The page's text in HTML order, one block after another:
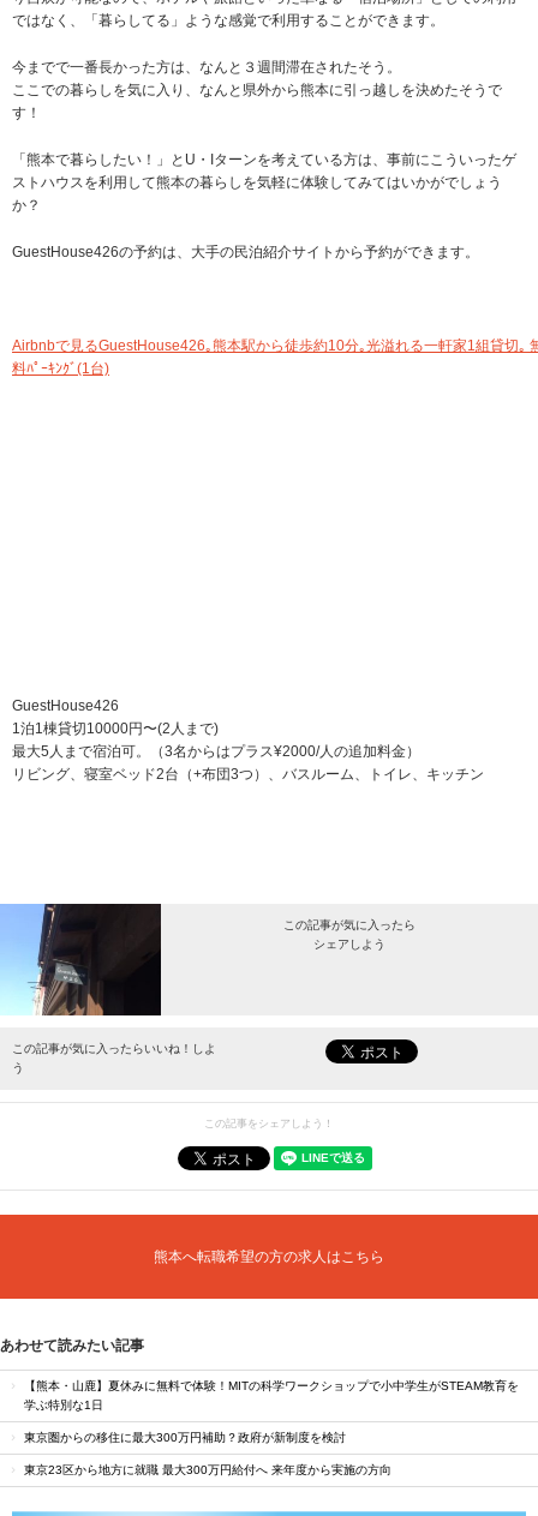
ではなく、「暮らしてる」ような感覚で利用することができます。
今までで一番長かった方は、なんと３週間滞在されたそう。
ここでの暮らしを気に入り、なんと県外から熊本に引っ越しを決めたそうで
す！
「熊本で暮らしたい！」とU・Iターンを考えている方は、事前にこういったゲ
ストハウスを利用して熊本の暮らしを気軽に体験してみてはいかがでしょう
か？
GuestHouse426の予約は、大手の民泊紹介サイトから予約ができます。
Airbnbで見るGuestHouse426｡熊本駅から徒歩約10分｡光溢れる一軒家1組貸切｡
料ﾊﾟｰｷﾝｸﾞ(1台)
GuestHouse426
1泊1棟貸切10000円〜(2人まで)
最大5人まで宿泊可。（3名からはプラス¥2000/人の追加料金）
リビング、寝室ベッド2台（+布団3つ）、バスルーム、トイレ、キッチン
この記事が気に入ったら
シェアしよう
最新情報をお届けします。
この記事が気に入ったらいいね！しよ
う
この記事をシェアしよう！
熊本へ転職希望の方の求人はこちら
あわせて読みたい記事
【熊本・山鹿】夏休みに無料で体験！MITの科学ワークショップで小中学生がSTEAM教育を
学ぶ特別な1日
東京圏からの移住に最大300万円補助？政府が新制度を検討
東京23区から地方に就職 最大300万円給付へ 来年度から実施の方向